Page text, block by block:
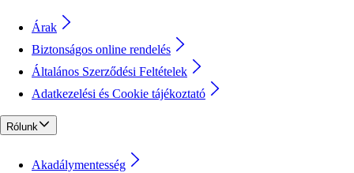
Árak
Biztonságos online rendelés
Általános Szerződési Feltételek
Adatkezelési és Cookie tájékoztató
Rólunk
Akadálymentesség